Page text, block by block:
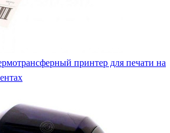
принтер этикеток Zebra GK-420d